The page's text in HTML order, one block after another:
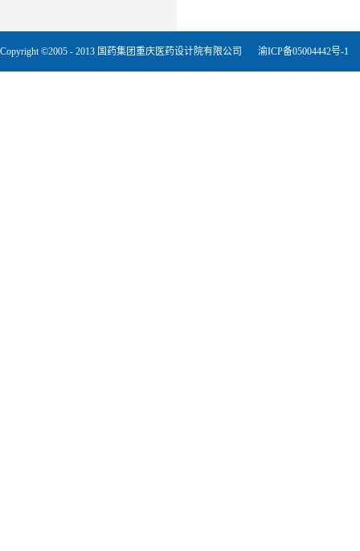
Copyright ©2005 - 2013 国药集团重庆医药设计院有限公司 渝ICP备05004442号-1